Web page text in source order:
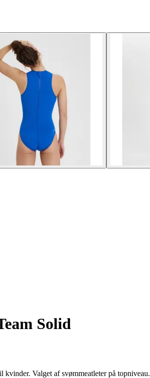
Solid
kvinder. Valget af svømmeatleter på topniveau.